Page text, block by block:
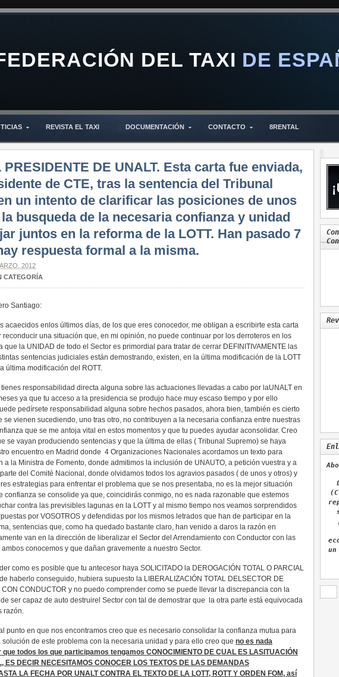
DEL TAXI DE
REVISTA EL TAXI DOCUMENTACIÓN CONTACTO 8RENTAL
PRESIDENTE DE UNALT. Esta carta fue enviada,
de CTE, tras la sentencia del Tribunal
un intento de clarificar las posiciones de unos
busqueda de la necesaria confianza y unidad
juntos en la reforma de la LOTT. Han pasado 7
respuesta formal a la misma.
2012
CATEGORÍA
Santiago:
acaecidos enlos últimos días, de los que eres conocedor, me obligan a escribirte esta carta
reconducir una situación que, en mi opinión, no puede continuar por los derroteros en los
que la UNIDAD de todo el Sector es primordial para tratar de cerrar DEFINITIVAMENTE las
sentencias judiciales están demostrando, existen, en la última modificación de la LOTT
última modificación del ROTT.
responsabilidad directa alguna sobre las actuaciones llevadas a cabo por laUNALT en
ya que tu acceso a la presidencia se produjo hace muy escaso tiempo y por ello
pedírsete responsabilidad alguna sobre hechos pasados, ahora bien, también es cierto
vienen sucediendo, uno tras otro, no contribuyen a la necesaria confianza entre nuestras
que se me antoja vital en estos momentos y que tu puedes ayudar aconsolidar. Creo
se vayan produciendo sentencias y que la última de ellas ( Tribunal Supremo) se haya
encuentro en Madrid donde 4 Organizaciones Nacionales acordamos un texto para
a la Ministra de Fomento, donde admitimos la inclusión de UNAUTO, a petición vuestra y a
del Comité Nacional, donde olvidamos todos los agravios pasados ( de unos y otros) y
estrategias para enfrentar el problema que se nos presentaba, no es la mejor situación
confianza se consolide ya que, coincidirás conmigo, no es nada razonable que estemos
contra las previsibles lagunas en la LOTT y al mismo tiempo nos veamos sorprendidos
por VOSOTROS y defendidas por los mismos letrados que han de participar en la
sentencias que, como ha quedado bastante claro, han venido a daros la razón en
van en la dirección de liberalizar el Sector del Arrendamiento con Conductor con las
conocemos y que dañan gravemente a nuestro Sector.
como es posible que tu antecesor haya SOLICITADO la DEROGACIÓN TOTAL O PARCIAL
haberlo conseguido, hubiera supuesto la LIBERALIZACIÓN TOTAL DELSECTOR DE
CON CONDUCTOR y no puedo comprender como se puede llevar la discrepancia con la
ser capaz de auto destruirel Sector con tal de demostrar que la otra parte está equivocada
razón.
punto en que nos encontramos creo que es necesario consolidar la confianza mutua para
de este problema con la necesaria unidad y para ello creo que no es nada
todos los que participamos tengamos CONOCIMIENTO DE CUAL ES LASITUACIÓN
ES DECIR NECESITAMOS CONOCER LOS TEXTOS DE LAS DEMANDAS
LA FECHA POR UNALT CONTRA EL TEXTO DE LA LOTT, ROTT Y ORDEN FOM, así